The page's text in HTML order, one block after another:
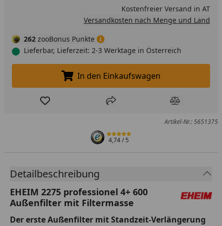
Kostenfreier Versand in AT
Versandkosten nach Menge und Land
262 zooBonus Punkte
Lieferbar, Lieferzeit: 2-3 Werktage in Österreich
In den Einkaufswagen legen
In den Einkaufswagen
Produkt zur Wunschliste hinzufügen
Teilen Produkt
Artikel-Nr.: 5651375
4,74/ 5
Detailbeschreibung
EHEIM 2275 professionel 4+ 600
Außenfilter mit Filtermasse
Der erste Außenfilter mit Standzeit-Verlängerung